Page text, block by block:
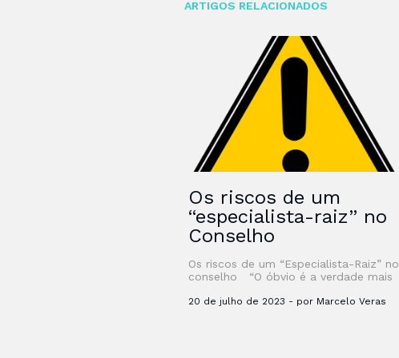
ARTIGOS RELACIONADOS
Os riscos de um
“especialista-raiz” no
Conselho
Os riscos de um “Especialista-Raiz” no
conselho “O óbvio é a verdade mais
Lispector” Desde que li …
20 de julho de 2023 - por Marcelo Veras